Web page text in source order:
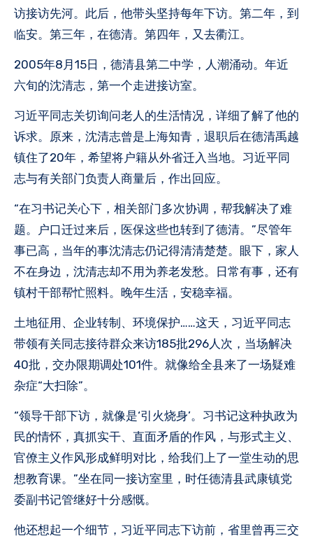
访接访先河。此后，他带头坚持每年下访。第二年，到
临安。第三年，在德清。第四年，又去衢江。
2005年8月15日，德清县第二中学，人潮涌动。年近
六旬的沈清志，第一个走进接访室。
习近平同志关切询问老人的生活情况，详细了解了他的
诉求。原来，沈清志曾是上海知青，退职后在德清禹越
镇住了20年，希望将户籍从外省迁入当地。习近平同
志与有关部门负责人商量后，作出回应。
“在习书记关心下，相关部门多次协调，帮我解决了难
题。户口迁过来后，医保这些也转到了德清。”尽管年
事已高，当年的事沈清志仍记得清清楚楚。眼下，家人
不在身边，沈清志却不用为养老发愁。日常有事，还有
镇村干部帮忙照料。晚年生活，安稳幸福。
土地征用、企业转制、环境保护……这天，习近平同志
带领有关同志接待群众来访185批296人次，当场解决
40批，交办限期调处101件。就像给全县来了一场疑难
杂症“大扫除”。
“领导干部下访，就像是‘引火烧身’。习书记这种执政为
民的情怀，真抓实干、直面矛盾的作风，与形式主义、
官僚主义作风形成鲜明对比，给我们上了一堂生动的思
想教育课。”坐在同一接访室里，时任德清县武康镇党
委副书记管继好十分感慨。
他还想起一个细节，习近平同志下访前，省里曾再三交